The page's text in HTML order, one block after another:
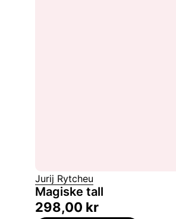
Jurij Rytcheu
Magiske tall
298,00 kr